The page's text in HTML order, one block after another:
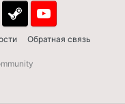
Обратная связь
Steam Youtube